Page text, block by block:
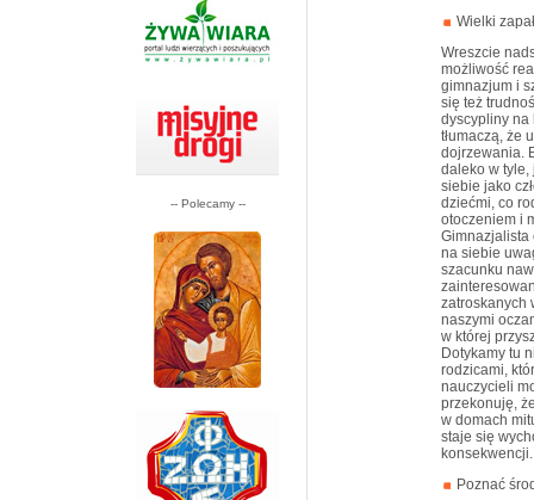
-- Polecamy --
Wielki
Wreszcie
możliwość
gimnazjum i
się też
dyscypliny na
tłumaczą, że
dojrzewania.
daleko w tyle,
siebie jako
dziećmi, co
otoczeniem i
Gimnazjalista
na siebie
szacunku
zatroskanych
naszymi
w której
Dotykamy tu
rodzicami,
nauczycieli
przekonuję,
w domach
staje się
konsekwencji.
Poznać